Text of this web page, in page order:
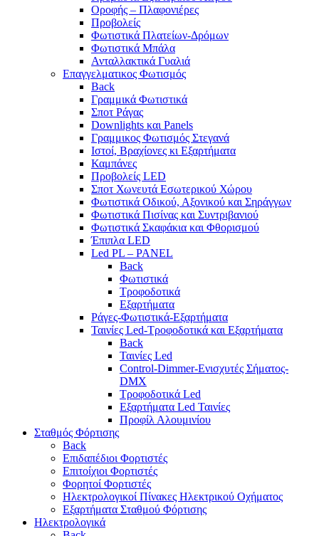
Οροφής – Πλαφονιέρες
Προβολείς
Φωτιστικά Πλατείων-Δρόμων
Φωτιστικά Μπάλα
Ανταλλακτικά Γυαλιά
Επαγγελματικος Φωτισμός
Back
Γραμμικά Φωτιστικά
Σποτ Ράγας
Downlights και Panels
Γραμμικος Φωτισμός Στεγανά
Ιστοί, Βραχίονες κι Εξαρτήματα
Καμπάνες
Προβολείς LED
Σποτ Χωνευτά Εσωτερικού Χώρου
Φωτιστικά Οδικού, Αξονικού και Σηράγγων
Φωτιστικά Πισίνας και Συντριβανιού
Φωτιστικά Σκαφάκια και Φθορισμού
Έπιπλα LED
Led PL – PANEL
Back
Φωτιστικά
Τροφοδοτικά
Εξαρτήματα
Ράγες-Φωτιστικά-Εξαρτήματα
Ταινίες Led-Τροφοδοτικά και Εξαρτήματα
Back
Ταινίες Led
Control-Dimmer-Ενισχυτές Σήματος-
DMX
Τροφοδοτικά Led
Εξαρτήματα Led Ταινίες
Προφίλ Αλουμινίου
Σταθμός Φόρτισης
Back
Επιδαπέδιοι Φορτιστές
Επιτoίχιοι Φορτιστές
Φορητοί Φορτιστές
Ηλεκτρολογικοί Πίνακες Ηλεκτρικού Οχήματος
Εξαρτήματα Σταθμού Φόρτισης
Ηλεκτρολογικά